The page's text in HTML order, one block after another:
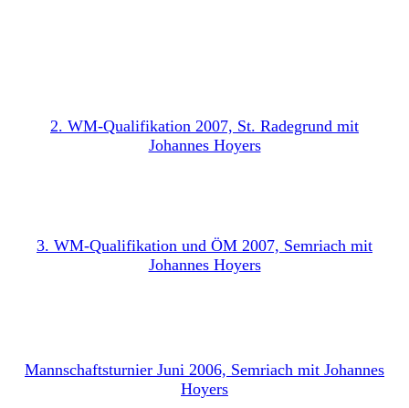
2. WM-Qualifikation 2007, St. Radegrund mit
Johannes Hoyers
3. WM-Qualifikation und ÖM 2007, Semriach mit
Johannes Hoyers
Mannschaftsturnier Juni 2006, Semriach mit Johannes
Hoyers